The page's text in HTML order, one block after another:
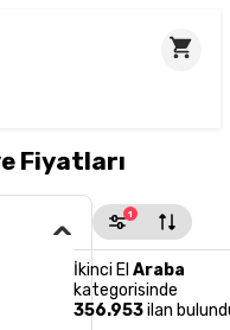
Fiyatları
1
İkinci El Araba
kategorisinde
356.953ilan